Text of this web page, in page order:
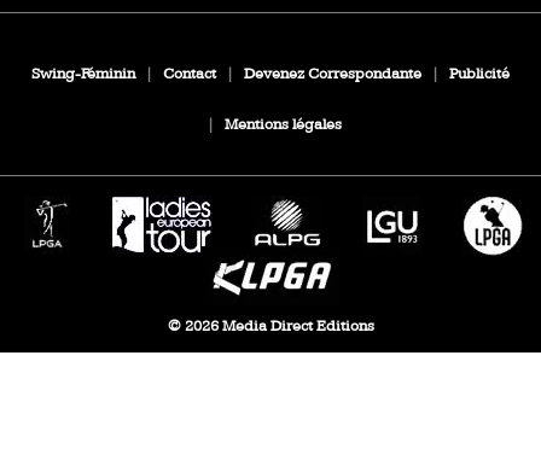
Swing-Féminin Contact Devenez Correspondante Publicité
Mentions légales
© 2026 Media Direct Editions